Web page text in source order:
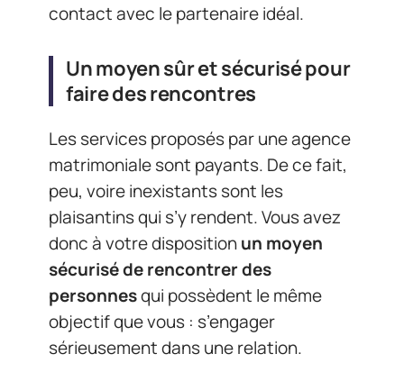
contact avec le partenaire idéal.
Un moyen sûr et sécurisé pour
faire des rencontres
Les services proposés par une agence
matrimoniale sont payants. De ce fait,
peu, voire inexistants sont les
plaisantins qui s’y rendent. Vous avez
donc à votre dispositionun moyen
sécurisé de rencontrer des
personnesqui possèdent le même
objectif que vous : s’engager
sérieusement dans une relation.